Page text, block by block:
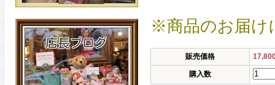
※商品のお届け
販売価格
購入数